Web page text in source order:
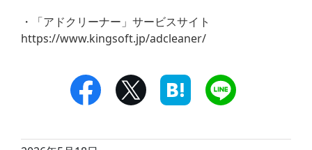
・「アドクリーナー」サービスサイト
https://www.kingsoft.jp/adcleaner/